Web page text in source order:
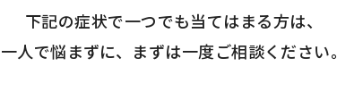
下記の症状で一つでも当てはまる方は、
一人で悩まずに、まずは一度ご相談ください。